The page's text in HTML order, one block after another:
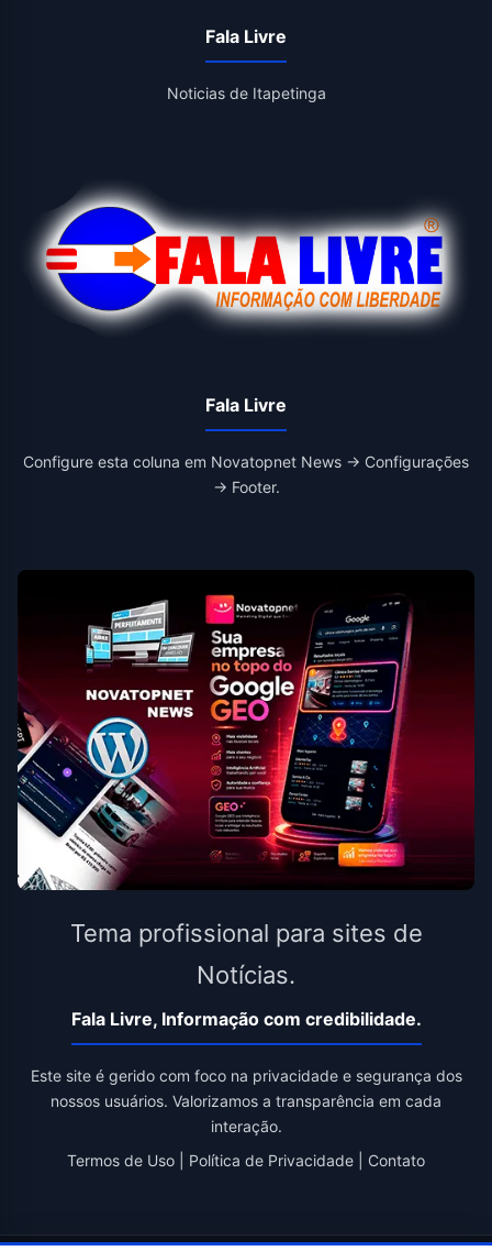
Fala Livre
Noticias de Itapetinga
Fala Livre
Configure esta coluna em Novatopnet News → Configurações
→ Footer.
Tema profissional para sites de
Notícias.
Fala Livre, Informação com credibilidade.
Este site é gerido com foco na privacidade e segurança dos
nossos usuários. Valorizamos a transparência em cada
interação.
Termos de Uso
Política de Privacidade Contato